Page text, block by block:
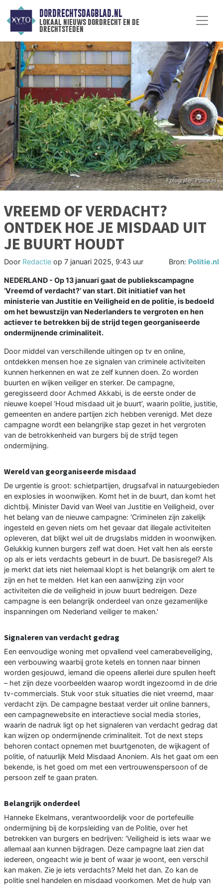
DORDRECHTSDAGBLAD.NL
lokaal nieuws dordrecht en de
drechtsteden
VREEMD OF VERDACHT?
ONTDEK HOE JE MISDAAD UIT
JE BUURT HOUDT
Door Redactie op 7 januari 2025, 9:43 uur Bron: Politie.nl
NEDERLAND - Op 13 januari gaat de publiekscampagne
‘Vreemd of verdacht?’ van start. Dit initiatief van het
ministerie van Justitie en Veiligheid en de politie, is bedoeld
om het bewustzijn van Nederlanders te vergroten en hen
actiever te betrekken bij de strijd tegen georganiseerde
ondermijnende criminaliteit.
Door middel van verschillende uitingen op tv en online,
ontdekken mensen hoe ze signalen van criminele activiteiten
kunnen herkennen en wat ze zelf kunnen doen. Zo worden
buurten en wijken veiliger en sterker. De campagne,
geregisseerd door Achmed Akkabi, is de eerste onder de
nieuwe koepel ‘Houd misdaad uit je buurt’, waarin politie, justitie,
gemeenten en andere partijen zich hebben verenigd. Met deze
campagne wordt een belangrijke stap gezet in het vergroten
van de betrokkenheid van burgers bij de strijd tegen
ondermijning.
Wereld van georganiseerde misdaad
De urgentie is groot: schietpartijen, drugsafval in natuurgebieden
en explosies in woonwijken. Komt het in de buurt, dan komt het
dichtbij. Minister David van Weel van Justitie en Veiligheid, over
het belang van de nieuwe campagne: 'Criminelen zijn zakelijk
ingesteld en geven niets om het gevaar dat illegale activiteiten
opleveren, dat blijkt wel uit de drugslabs midden in woonwijken.
Gelukkig kunnen burgers zelf wat doen. Het valt hen als eerste
op als er iets verdachts gebeurt in de buurt. De basisregel? Als
je merkt dat iets niet helemaal klopt is het belangrijk om alert te
zijn en het te melden. Het kan een aanwijzing zijn voor
activiteiten die de veiligheid in jouw buurt bedreigen. Deze
campagne is een belangrijk onderdeel van onze gezamenlijke
inspanningen om Nederland veiliger te maken.'
Signaleren van verdacht gedrag
Een eenvoudige woning met opvallend veel camerabeveiliging,
een verbouwing waarbij grote ketels en tonnen naar binnen
worden gesjouwd, iemand die opeens allerlei dure spullen heeft
– het zijn deze voorbeelden waarop wordt ingezoomd in de drie
tv-commercials. Stuk voor stuk situaties die niet vreemd, maar
verdacht zijn. De campagne bestaat verder uit online banners,
een campagnewebsite en interactieve social media stories,
waarin de nadruk ligt op het signaleren van verdacht gedrag dat
kan wijzen op ondermijnende criminaliteit. Tot de next steps
behoren contact opnemen met buurtgenoten, de wijkagent of
politie, of natuurlijk Meld Misdaad Anoniem. Als het gaat om een
bekende, is het goed om met een vertrouwenspersoon of de
persoon zelf te gaan praten.
Belangrijk onderdeel
Hanneke Ekelmans, verantwoordelijk voor de portefeuille
ondermijning bij de korpsleiding van de Politie, over het
betrekken van burgers en bedrijven: 'Veiligheid is iets waar we
allemaal aan kunnen bijdragen. Deze campagne laat zien dat
iedereen, ongeacht wie je bent of waar je woont, een verschil
kan maken. Zie je iets verdachts? Meld het dan. Zo kan de
politie snel handelen en misdaad voorkomen. Met de hulp van